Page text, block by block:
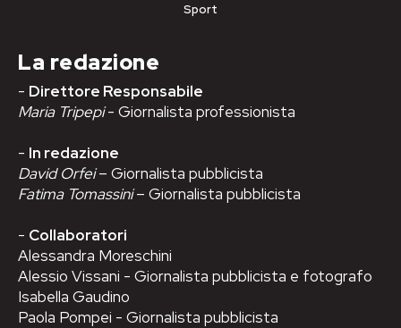
Sport
La redazione
- Direttore Responsabile
Maria Tripepi- Giornalista professionista
- In redazione
David Orfei– Giornalista pubblicista
Fatima Tomassini– Giornalista pubblicista
- Collaboratori
Alessandra Moreschini
Alessio Vissani - Giornalista pubblicista e fotografo
Isabella Gaudino
Paola Pompei - Giornalista pubblicista